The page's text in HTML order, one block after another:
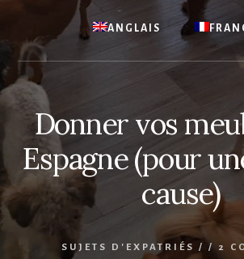
ANGLAIS
Donner vos
Espagne (pour
cause)
SUJETS D'EXPATRIÉS / / 2